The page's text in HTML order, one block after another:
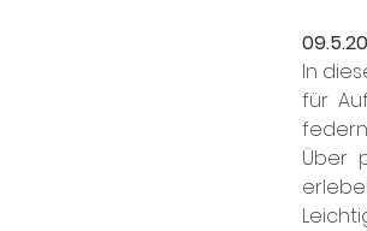
In
für
Über